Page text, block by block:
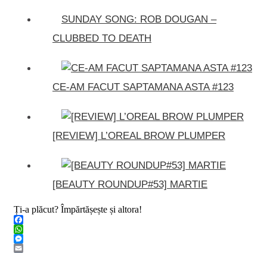
SUNDAY SONG: ROB DOUGAN –
CLUBBED TO DEATH
CE-AM FACUT SAPTAMANA ASTA #123
[REVIEW] L’OREAL BROW PLUMPER
[BEAUTY ROUNDUP#53] MARTIE
Ți-a plăcut? Împărtășește și altora!
Facebook
WhatsApp
Messenger